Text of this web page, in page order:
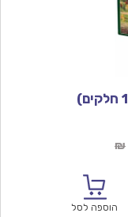
₪
הוספה לסל